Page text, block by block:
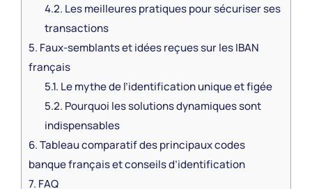
4.2. Les meilleures pratiques pour sécuriser ses
transactions
5. Faux-semblants et idées reçues sur les IBAN
français
5.1. Le mythe de l’identification unique et figée
5.2. Pourquoi les solutions dynamiques sont
indispensables
6.Tableau comparatif des principaux codes
banque français et conseils d’identification
7. FAQ